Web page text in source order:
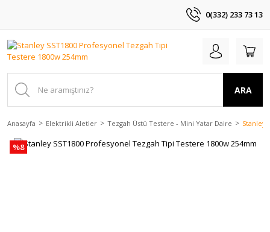
0(332) 233 73 13
ARA
Anasayfa Elektrikli Aletler Tezgah Üstü Testere - Mini Yatar Daire Stanley
%8